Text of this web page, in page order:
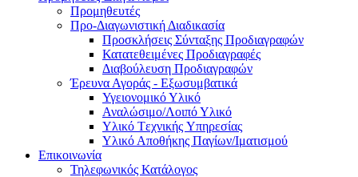
Προμηθευτές
Προ-Διαγωνιστική Διαδικασία
Προσκλήσεις Σύνταξης Προδιαγραφών
Κατατεθειμένες Προδιαγραφές
Διαβούλευση Προδιαγραφών
Έρευνα Αγοράς - Εξωσυμβατικά
Υγειονομικό Υλικό
Αναλώσιμο/Λοιπό Υλικό
Υλικό Tεχνικής Yπηρεσίας
Υλικό Αποθήκης Παγίων/Ιματισμού
Επικοινωνία
Τηλεφωνικός Κατάλογος